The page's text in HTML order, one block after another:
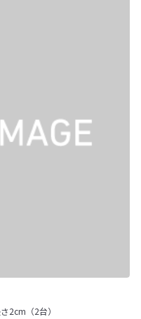
2cm（2台）